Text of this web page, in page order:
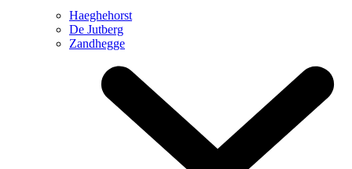
Haeghehorst
De Jutberg
Zandhegge